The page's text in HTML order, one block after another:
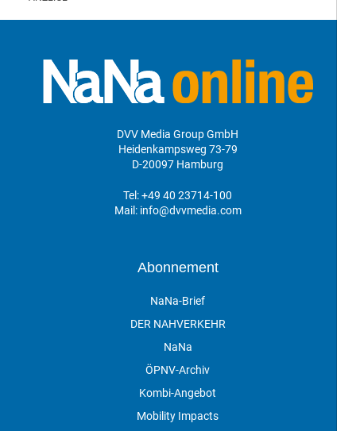
DVV Media Group GmbH
Heidenkampsweg 73-79
D-20097 Hamburg
Tel:+49 40 23714-100
Mail: info@dvvmedia.com
Abonnement
NaNa-Brief
DER NAHVERKEHR
NaNa
ÖPNV-Archiv
Kombi-Angebot
Mobility Impacts